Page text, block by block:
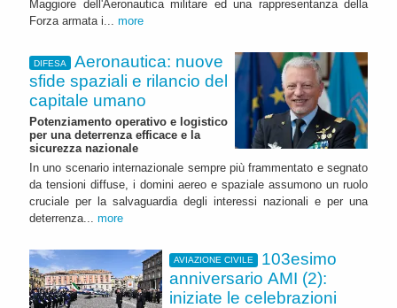
Maggiore dell'Aeronautica militare ed una rappresentanza della
Forza armata i... more
DIFESA
Aeronautica: nuove
sfide spaziali e rilancio del
capitale umano
Potenziamento operativo e logistico
per una deterrenza efficace e la
sicurezza nazionale
In uno scenario internazionale sempre più frammentato e segnato
da tensioni diffuse, i domini aereo e spaziale assumono un ruolo
cruciale per la salvaguardia degli interessi nazionali e per una
deterrenza... more
AVIAZIONE CIVILE
103esimo
anniversario AMI (2):
iniziate le celebrazioni